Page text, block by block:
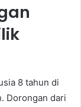
8 tahun di
Dorongan dari